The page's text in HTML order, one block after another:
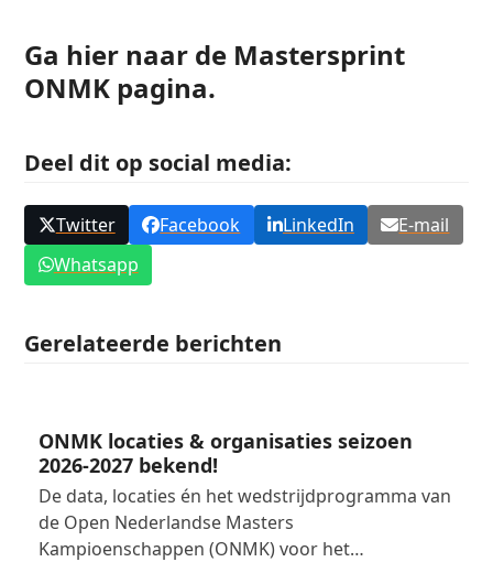
Ga hier naar de Mastersprint
ONMK pagina.
Deel dit op social media:
Twitter Facebook LinkedIn
E-mail
Whatsapp
Gerelateerde berichten
ONMK locaties & organisaties seizoen
2026-2027 bekend!
De data, locaties én het wedstrijdprogramma van
de Open Nederlandse Masters
Kampioenschappen (ONMK) voor het…